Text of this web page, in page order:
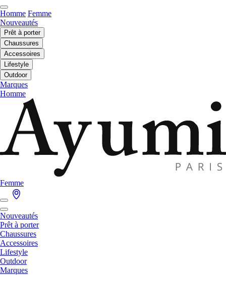
Homme Femme
Nouveautés
Prêt à porter
Chaussures
Accessoires
Lifestyle
Outdoor
Marques
Homme
Femme
Nouveautés
Prêt à porter
Chaussures
Accessoires
Lifestyle
Outdoor
Marques